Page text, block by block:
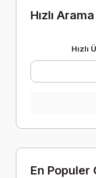
Hızlı Arama
Hızlı
En Populer